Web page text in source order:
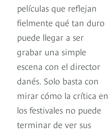
películas que reflejan
fielmente qué tan duro
puede llegar a ser
grabar una simple
escena con el director
danés. Solo basta con
mirar cómo la crítica en
los festivales no puede
terminar de ver sus